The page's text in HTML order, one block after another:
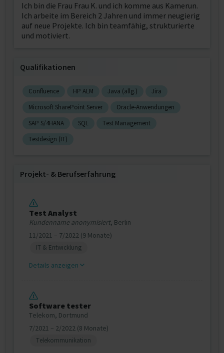
Ich bin die Frau Frau K. und ich komme aus Kamerun.
Ich arbeite im Bereich 2 Jahren und immer neugierig
auf neue Projekte. Ich bin teamfähig, strukturierte
und motiviert.
Qualifikationen
Confluence HP ALM Java (allg.)
Jira
Microsoft SharePoint Server
Oracle-Anwendungen
SAP S/4HANA
SQL
Test Management
Testdesign (IT)
Projekt‐ & Berufserfahrung
Test Analyst
Kundenname anonymisiert, Berlin
11/2021 – 7/2022 (9 Monate)
IT & Entwicklung
Details anzeigen
Software tester
Telekom, Dortmund
7/2021 – 2/2022 (8 Monate)
Telekommunikation